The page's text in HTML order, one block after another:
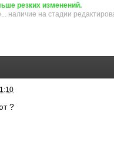
резких изменений.
наличие на стадии
?